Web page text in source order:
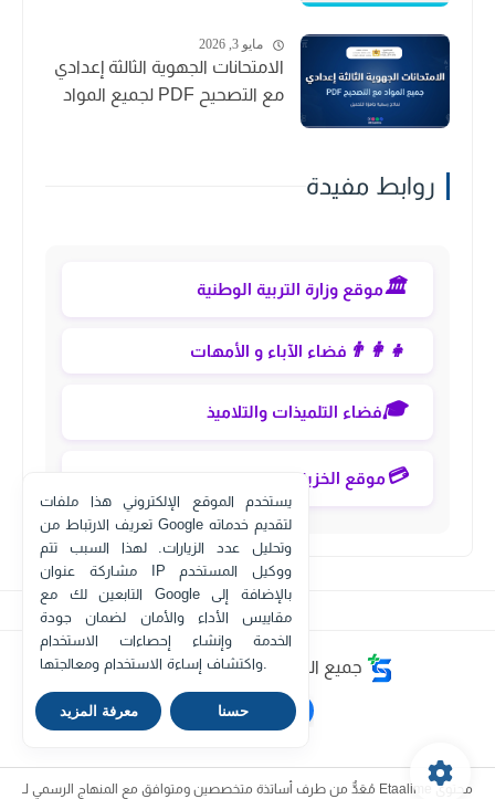
مايو 3, 2026
الامتحانات الجهوية الثالثة إعدادي
مع التصحيح PDF لجميع المواد
روابط مفيدة
🏛️موقع وزارة التربية الوطنية
👨‍👩‍👧 فضاء الآباء و الأمهات
🎓فضاء التلميذات والتلاميذ
💳موقع الخزينة العامة eservices
جميع الحقوق محفوظة ©eTaalime
محتوى Etaalime مُعَدٌّ من طرف أساتذة متخصصين ومتوافق مع المنهاج الرسمي لـ
يستخدم الموقع الإلكتروني هذا ملفات
تعريف الارتباط من Google لتقديم خدماته
وتحليل عدد الزيارات. لهذا السبب تتم
مشاركة عنوان IP ووكيل المستخدم
التابعين لك مع Google بالإضافة إلى
مقاييس الأداء والأمان لضمان جودة
الخدمة وإنشاء إحصاءات الاستخدام
واكتشاف إساءة الاستخدام ومعالجتها.
معرفة المزيد حسنا